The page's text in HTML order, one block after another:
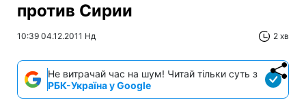
против Сирии
10:39 04.12.2011 Нд 2 хв
Не витрачай час на шум! Читай тільки суть з
РБК-Україна у Google